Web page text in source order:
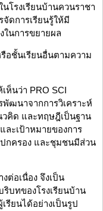
โรงเรียนบ้านควนราชา
ดการเรียนรู้ให้มี
ในการขยายผล
อชั้นเรียนอื่นตามความ
ห็นว่า PRO SCI
ฒนาจากการวิเคราะห์
คิด และทฤษฎีเป็นฐาน
ะเป้าหมายของการ
กครอง และชุมชนมีส่วน
ต่อเนื่อง จึงเป็น
บทของโรงเรียนบ้าน
รียนได้อย่างเป็นรูป